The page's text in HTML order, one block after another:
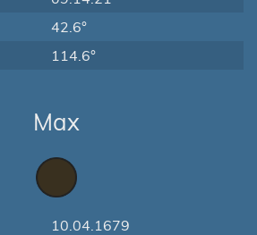
42.6°
114.6°
Max
10.04.1679